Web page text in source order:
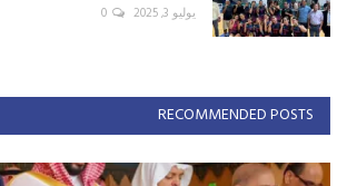
يوليو 3, 2025 0
RECOMMENDED POSTS